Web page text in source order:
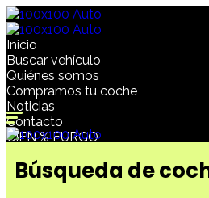
Inicio
Buscar vehículo
Quiénes somos
Compramos tu coche
Noticias
Contacto
CIEN % FURGO
Búsqueda de